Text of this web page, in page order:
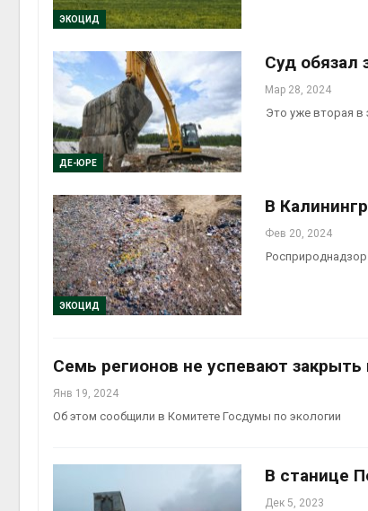
ЭКОЦИД
ДЕ-ЮРЕ
Суд обязал
Мар 28, 2024
Это уже вторая в
ЭКОЦИД
В
Фев 20, 2024
Росприроднадзор
Семь регионов не успевают
Янв 19, 2024
Об этом сообщили в Комитете Госдумы по экологии
В станице
Дек 5, 2023